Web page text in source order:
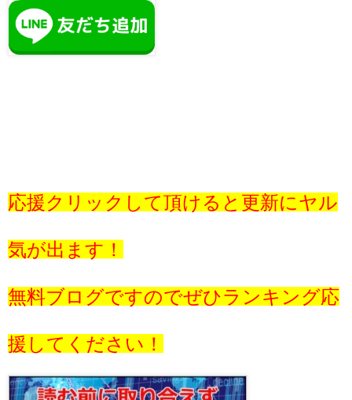
応援クリックして頂けると更新にヤル
気が出ます！
無料ブログですのでぜひランキング応
援してください！